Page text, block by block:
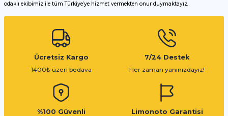
odaklı ekibimiz ile tüm Türkiye’ye hizmet vermekten onur duymaktayız.
Ücretsiz Kargo
1400₺ üzeri bedava
7/24 Destek
Her zaman yanınızdayız!
%100 Güvenli
Limonoto Garantisi